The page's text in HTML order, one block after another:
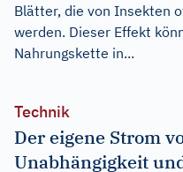
Blätter, die von Insekten
werden. Dieser Effekt
Nahrungskette in...
Technik
Der eigene Strom
Unabhängigkeit